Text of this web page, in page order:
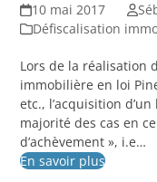
10 mai 2017
Défiscalisation
Lors de la réalisation
immobilière en loi
etc., l’acquisition
majorité des cas en
d’achèvement », i.e…
En savoir plus